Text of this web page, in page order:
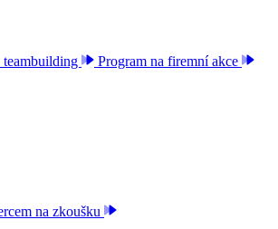
Program na firemní akce
na zkoušku